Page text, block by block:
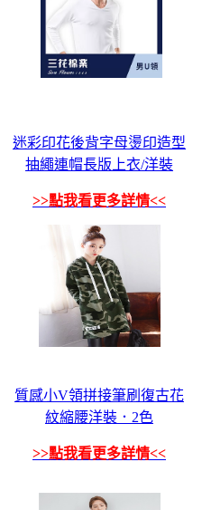
迷彩印花後背字母燙印造型
抽繩連帽長版上衣/洋裝
>>點我看更多詳情<<
質感小V領拼接筆刷復古花
紋縮腰洋裝．2色
>>點我看更多詳情<<